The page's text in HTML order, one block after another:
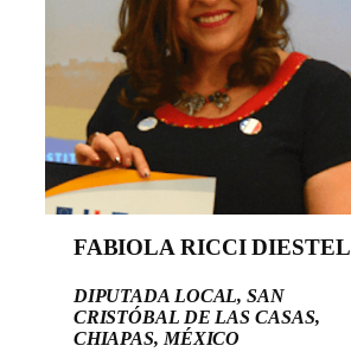
FABIOLA RICCI DIESTEL
DIPUTADA LOCAL, SAN
CRISTÓBAL DE LAS CASAS,
CHIAPAS, MÉXICO